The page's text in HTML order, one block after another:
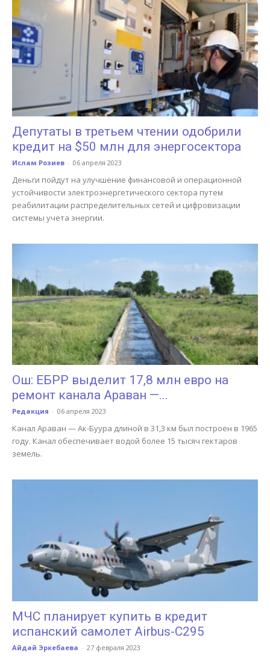
Депутаты в третьем чтении одобрили
кредит на $50 млн для энергосектора
Ислам Розиев - 06 апреля 2023
Деньги пойдут на улучшение финансовой и операционной
устойчивости электроэнергетического сектора путем
реабилитации распределительных сетей и цифровизации
системы учета энергии.
Ош: ЕБРР выделит 17,8 млн евро на
ремонт канала Араван —...
Редакция - 06 апреля 2023
Канал Араван — Ак-Буура длиной в 31,3 км был построен в 1965
году. Канал обеспечивает водой более 15 тысяч гектаров
земель.
МЧС планирует купить в кредит
испанский самолет Airbus-C295
Айдай Эркебаева - 27 февраля 2023